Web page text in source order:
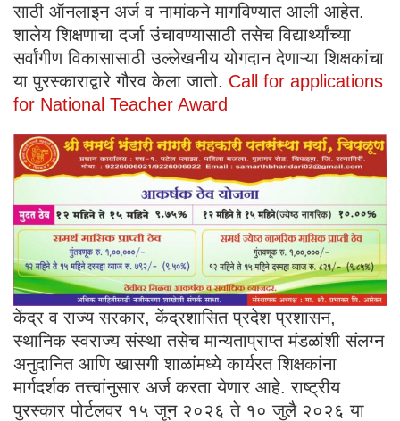
साठी ऑनलाइन अर्ज व नामांकने मागविण्यात आली आहेत.
शालेय शिक्षणाचा दर्जा उंचावण्यासाठी तसेच विद्यार्थ्यांच्या
सर्वांगीण विकासासाठी उल्लेखनीय योगदान देणाऱ्या शिक्षकांचा
या पुरस्काराद्वारे गौरव केला जातो. Call for applications
for National Teacher Award
केंद्र व राज्य सरकार, केंद्रशासित प्रदेश प्रशासन,
स्थानिक स्वराज्य संस्था तसेच मान्यताप्राप्त मंडळांशी संलग्न
अनुदानित आणि खासगी शाळांमध्ये कार्यरत शिक्षकांना
मार्गदर्शक तत्त्वांनुसार अर्ज करता येणार आहे. राष्ट्रीय
पुरस्कार पोर्टलवर १५ जून २०२६ ते १० जुलै २०२६ या